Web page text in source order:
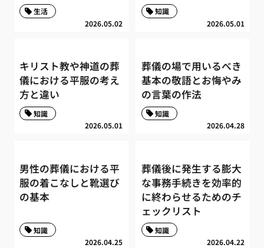
2026.05.02
生活
2026.05.01
知識
キリスト教や神道の葬
儀における平服の考え
方と違い
2026.05.01
知識
葬儀の場で用いるべき
基本の敬語とお悔やみ
の言葉の作法
2026.04.28
知識
男性の葬儀における平
服の着こなしと靴選び
の基本
2026.04.25
知識
葬儀後に発生する膨大
な事務手続きを効率的
に終わらせるためのチ
ェックリスト
2026.04.22
知識